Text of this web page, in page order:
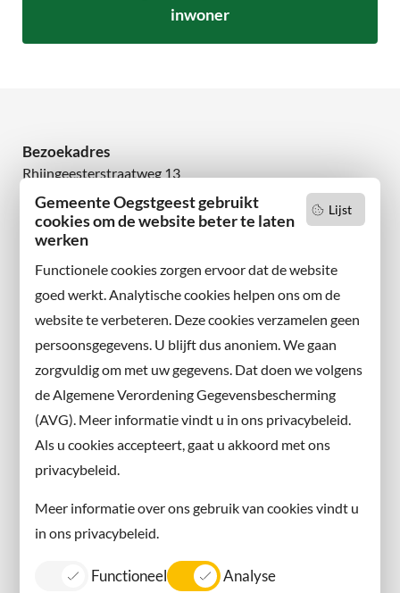
Lijst
Gemeente Oegstgeest gebruikt
cookies om de website beter te laten
werken
Functionele cookies zorgen ervoor dat de website
goed werkt. Analytische cookies helpen ons om de
website te verbeteren. Deze cookies verzamelen geen
persoonsgegevens. U blijft dus anoniem. We gaan
zorgvuldig om met uw gegevens. Dat doen we volgens
de Algemene Verordening Gegevensbescherming
(AVG). Meer informatie vindt u in ons privacybeleid.
Als u cookies accepteert, gaat u akkoord met ons
privacybeleid.
Meer informatie over ons gebruik van cookies vindt u
in ons privacybeleid.
Functioneel Analyse
inwoner
Bezoekadres
Rhijngeesterstraatweg 13
2342 AN Oegstgeest
Wilt u niets missen?
en volg ons ook op sociale media.
Facebook
X
Instagram
Contact met de gemeente
Contact
Information in English